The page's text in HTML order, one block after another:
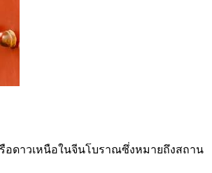
รือดาวเหนือในจีนโบราณซึ่งหมายถึงสถาน